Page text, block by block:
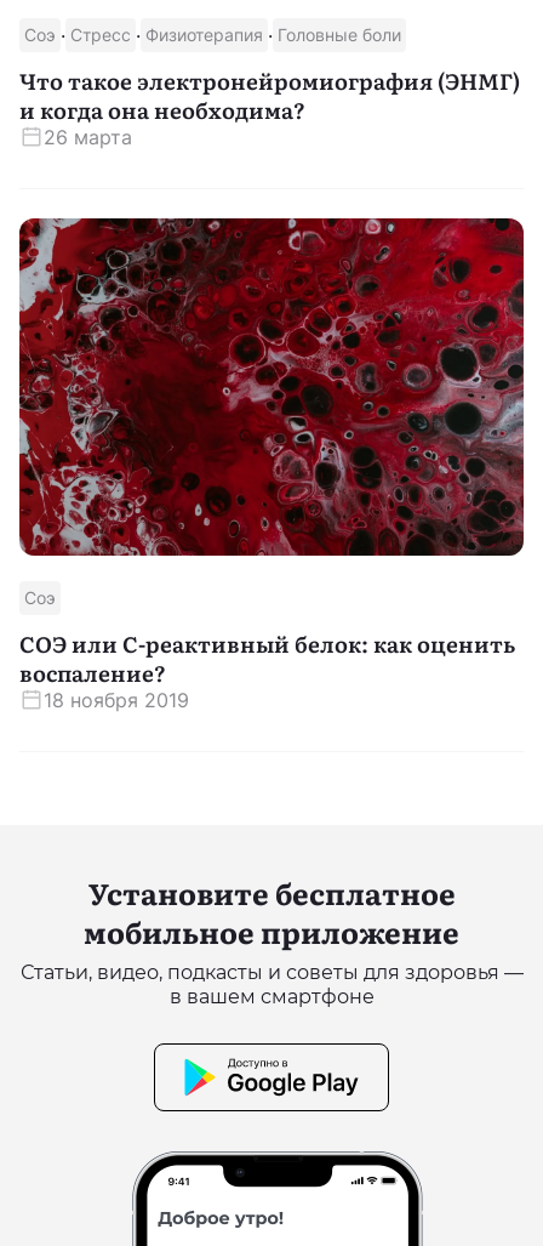
Соэ · Стресс · Физиотерапия · Головные боли
Что такое электронейромиография (ЭНМГ)
и когда она необходима?
26 марта
Соэ
СОЭ или С-реактивный белок: как оценить
воспаление?
18 ноября 2019
Установите бесплатное
мобильное приложение
Статьи, видео, подкасты и советы для здоровья —
в вашем смартфоне
Скачать приложение